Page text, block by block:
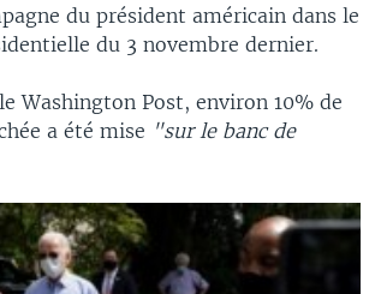
du président américain dans le
du 3 novembre dernier.
Washington Post, environ 10% de
a été mise "sur le banc de